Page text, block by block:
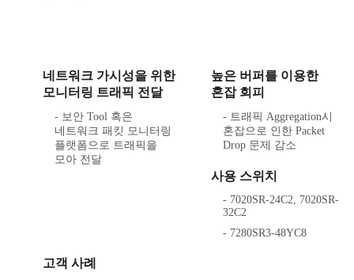
네트워크 가시성을 위한
모니터링 트래픽 전달
- 보안 Tool 혹은
네트워크 패킷 모니터링
플랫폼으로 트래픽을
모아 전달
높은 버퍼를 이용한
혼잡 회피
- 트래픽 Aggregation시
혼잡으로 인한 Packet
Drop 문제 감소
사용 스위치
- 7020SR-24C2, 7020SR-
32C2
- 7280SR3-48YC8
고객 사례